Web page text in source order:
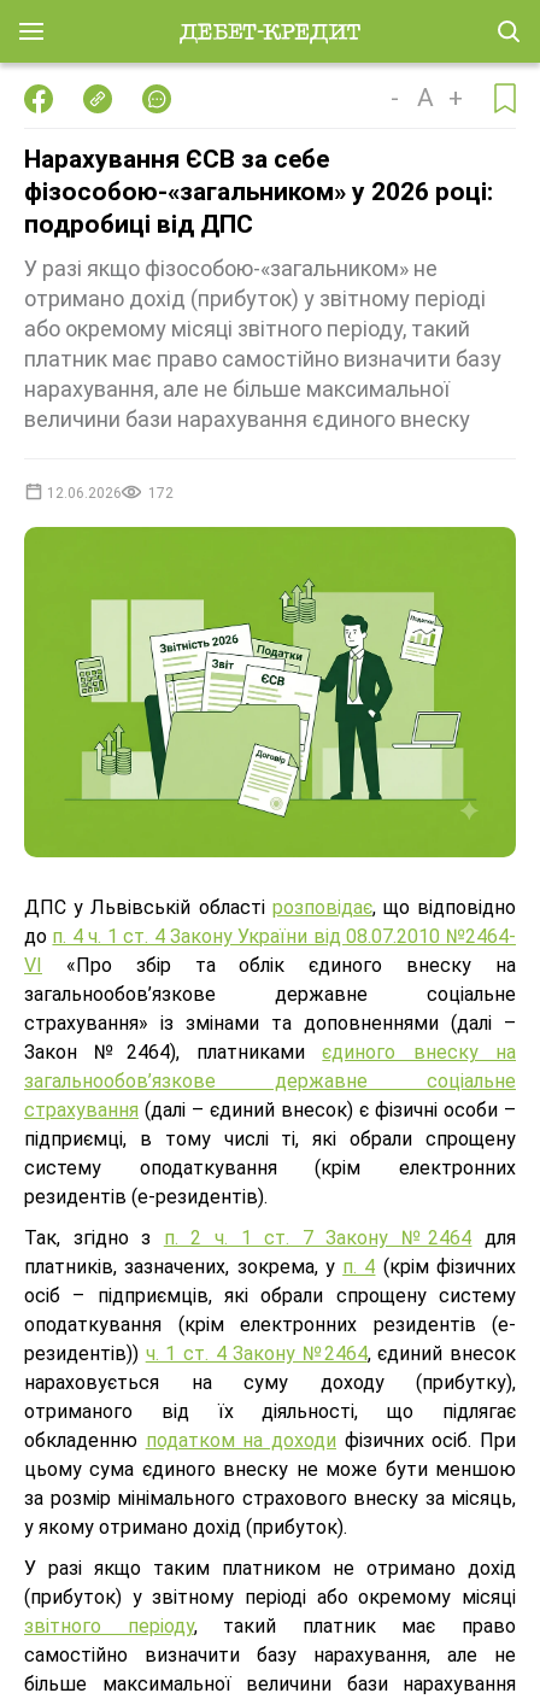
- A +
Нарахування ЄСВ за себе
фізособою-«загальником» у 2026 році:
подробиці від ДПС
У разі якщо фізособою-«загальником» не
отримано дохід (прибуток) у звітному періоді
або окремому місяці звітного періоду, такий
платник має право самостійно визначити базу
нарахування, але не більше максимальної
величини бази нарахування єдиного внеску
12.06.2026 172
ДПС у Львівській області розповідає, що відповідно
до п. 4 ч. 1 ст. 4 Закону України від 08.07.2010 №2464-
VІ «Про збір та облік єдиного внеску на
загальнообов’язкове державне соціальне
страхування» із змінами та доповненнями (далі –
Закон №2464), платникамиєдиного внеску на
загальнообов’язкове державне соціальне
страхування (далі – єдиний внесок) є фізичні особи –
підприємці, в тому числі ті, які обрали спрощену
систему оподаткування (крім електронних
резидентів (е-резидентів).
Так, згідно з п. 2 ч. 1 ст. 7 Закону №2464 для
платників, зазначених, зокрема, у п. 4 (крім фізичних
осіб – підприємців, які обрали спрощену систему
оподаткування (крім електронних резидентів (е-
резидентів)) ч. 1 ст. 4 Закону №2464, єдиний внесок
нараховується на суму доходу (прибутку),
отриманого від їх діяльності, що підлягає
обкладенню податком на доходи фізичних осіб. При
цьому сума єдиного внеску не може бути меншою
за розмір мінімального страхового внеску за місяць,
у якому отримано дохід (прибуток).
У разі якщо таким платником не отримано дохід
(прибуток) у звітному періоді або окремому місяці
звітного періоду, такий платник має право
самостійно визначити базу нарахування, але не
більше максимальної величини бази нарахування